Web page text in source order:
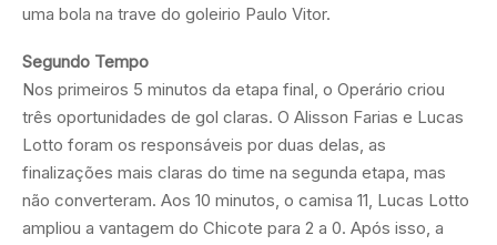
uma bola na trave do goleirio Paulo Vitor.
Segundo Tempo
Nos primeiros 5 minutos da etapa final, o Operário criou
três oportunidades de gol claras. O Alisson Farias e Lucas
Lotto foram os responsáveis por duas delas, as
finalizações mais claras do time na segunda etapa, mas
não converteram. Aos 10 minutos, o camisa 11, Lucas Lotto
ampliou a vantagem do Chicote para 2 a 0. Após isso, a